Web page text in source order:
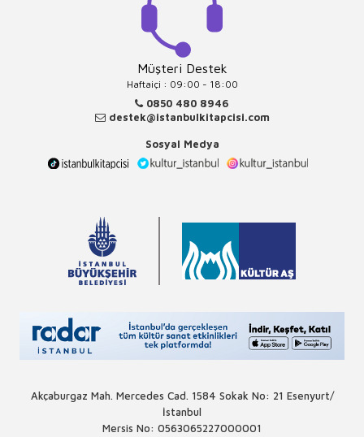
Müşteri Destek
Haftaiçi : 09:00 - 18:00
0850 480 8946
destek@istanbulkitapcisi.com
Sosyal Medya
Akçaburgaz Mah. Mercedes Cad. 1584 Sokak No: 21 Esenyurt/
İstanbul
Mersis No: 0563065227000001